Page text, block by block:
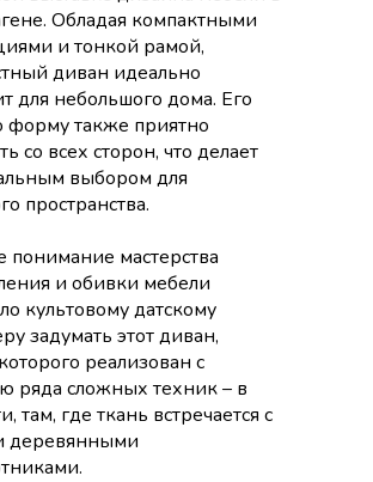
Обладая компактными
и тонкой рамой,
диван идеально
для небольшого дома. Его
форму также приятно
со всех сторон, что делает
выбором для
пространства.
понимание мастерства
и обивки мебели
культовому датскому
задумать этот диван,
реализован с
ряда сложных техник – в
там, где ткань встречается с
деревянными